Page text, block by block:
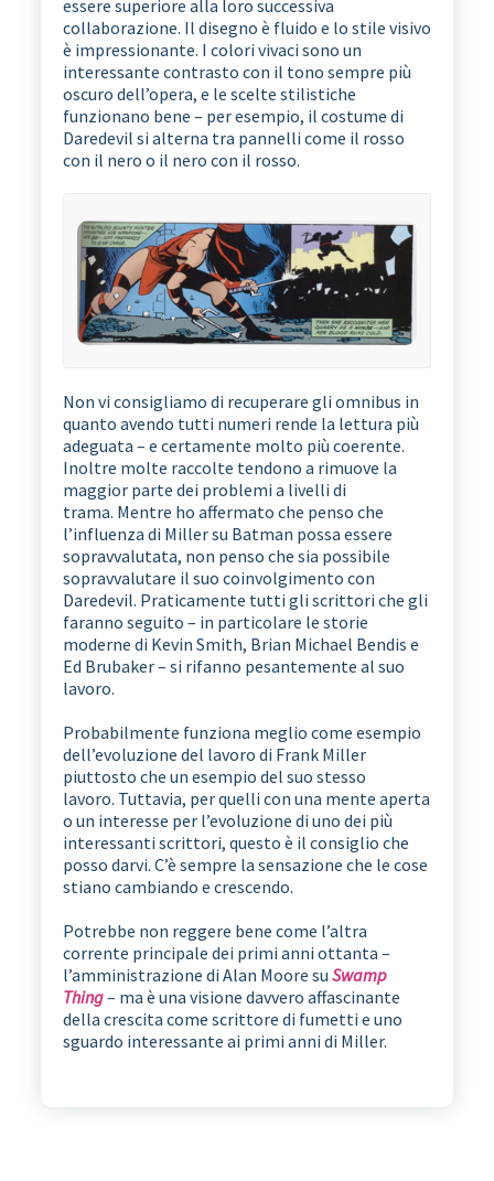
essere superiore alla loro successiva
collaborazione. Il disegno è fluido e lo stile visivo
è impressionante. I colori vivaci sono un
interessante contrasto con il tono sempre più
oscuro dell’opera, e le scelte stilistiche
funzionano bene – per esempio, il costume di
Daredevil si alterna tra pannelli come il rosso
con il nero o il nero con il rosso.
Non vi consigliamo di recuperare gli omnibus in
quanto avendo tutti numeri rende la lettura più
adeguata – e certamente molto più coerente.
Inoltre molte raccolte tendono a rimuove la
maggior parte dei problemi a livelli di
trama. Mentre ho affermato che penso che
l’influenza di Miller su Batman possa essere
sopravvalutata, non penso che sia possibile
sopravvalutare il suo coinvolgimento con
Daredevil. Praticamente tutti gli scrittori che gli
faranno seguito – in particolare le storie
moderne di Kevin Smith, Brian Michael Bendis e
Ed Brubaker – si rifanno pesantemente al suo
lavoro.
Probabilmente funziona meglio come esempio
dell’evoluzione del lavoro di Frank Miller
piuttosto che un esempio del suo stesso
lavoro. Tuttavia, per quelli con una mente aperta
o un interesse per l’evoluzione di uno dei più
interessanti scrittori, questo è il consiglio che
posso darvi. C’è sempre la sensazione che le cose
stiano cambiando e crescendo.
Potrebbe non reggere bene come l’altra
corrente principale dei primi anni ottanta –
l’amministrazione di Alan Moore su Swamp
Thing– ma è una visione davvero affascinante
della crescita come scrittore di fumetti e uno
sguardo interessante ai primi anni di Miller.